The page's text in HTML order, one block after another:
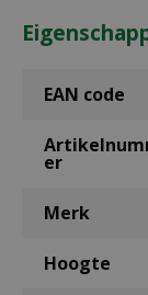
EAN code
er
Merk
Hoogte